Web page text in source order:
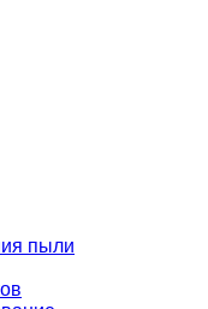
пыли